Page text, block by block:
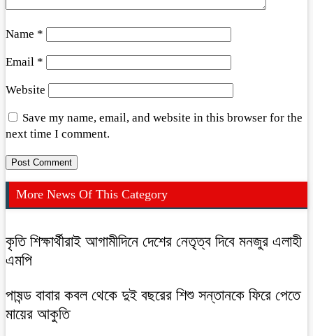
Name *
Email *
Website
Save my name, email, and website in this browser for the
next time I comment.
More News Of This Category
কৃতি শিক্ষার্থীরাই আগামীদিনে দেশের নেতৃত্ব দিবে মনজুর এলাহী
এমপি
পাষন্ড বাবার কবল থেকে দুই বছরের শিশু সন্তানকে ফিরে পেতে
মায়ের আকুতি